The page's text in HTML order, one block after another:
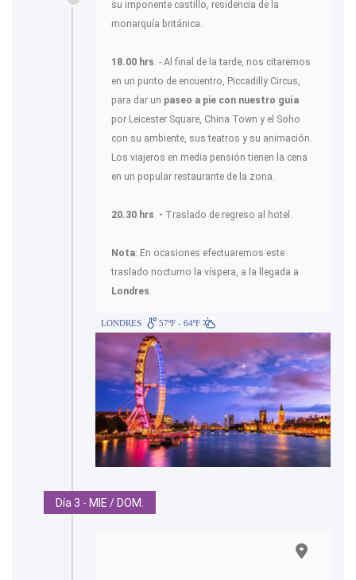
su imponente castillo, residencia de la
monarquía británica.
18.00 hrs. - Al final de la tarde, nos citaremos
en un punto de encuentro, Piccadilly Circus,
para dar un paseo a pie con nuestro guía
por Leicester Square, China Town y el Soho
con su ambiente, sus teatros y su animación.
Los viajeros en media pensión tienen la cena
en un popular restaurante de la zona.
20.30 hrs. - Traslado de regreso al hotel.
Nota: En ocasiones efectuaremos este
traslado nocturno la víspera, a la llegada a
Londres.
LONDRES 57ºF - 64ºF
Día 3 - MIE / DOM.